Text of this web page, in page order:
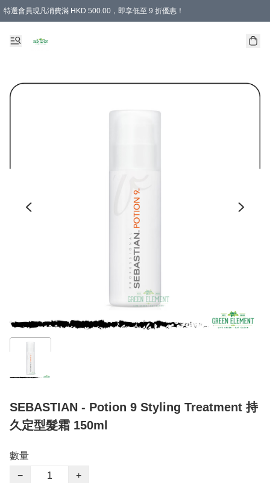
特選會員現凡消費滿 HKD 500.00，即享低至 9 折優惠！
SEBASTIAN - Potion 9 Styling Treatment 持
久定型髮霜 150ml
數量
−
+